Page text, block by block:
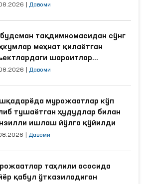
Давоми
тақдимномасидан сўнг
меҳнат қилаётган
шароитлар
Давоми
мурожаатлар кўп
тушаётган ҳудудлар билан
ишлаш йўлга қўйилди
Давоми
таҳлили асосида
қабул ўтказиладиган